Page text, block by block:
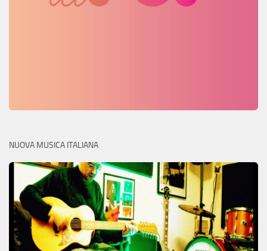
NUOVA MUSICA ITALIANA